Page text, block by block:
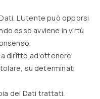
L’Utente può opporsi
esso avviene in virtù
diritto ad ottenere
su determinati
dei Dati trattati.